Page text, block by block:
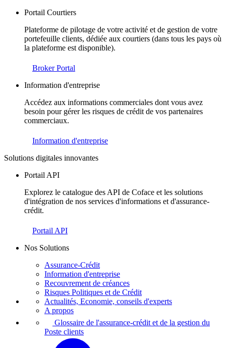
Portail Courtiers
Plateforme de pilotage de votre activité et de gestion de votre
portefeuille clients, dédiée aux courtiers (dans tous les pays où
la plateforme est disponible).
Broker Portal
Information d'entreprise
Accédez aux informations commerciales dont vous avez
besoin pour gérer les risques de crédit de vos partenaires
commerciaux.
Information d'entreprise
Solutions digitales innovantes
Portail API
Explorez le catalogue des API de Coface et les solutions
d'intégration de nos services d'informations et d'assurance-
crédit.
Portail API
Nos Solutions
Assurance-Crédit
Information d'entreprise
Recouvrement de créances
Risques Politiques et de Crédit
Actualités, Economie, conseils d'experts
A propos
Glossaire de l'assurance-crédit et de la gestion du
Poste clients